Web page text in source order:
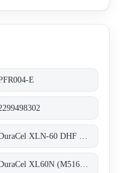
E